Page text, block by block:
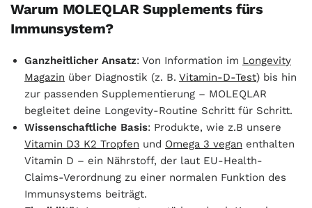
Warum MOLEQLAR Supplements fürs
Immunsystem?
Ganzheitlicher Ansatz: Von Information im Longevity
Magazin über Diagnostik (z. B. Vitamin-D-Test) bis hin
zur passenden Supplementierung – MOLEQLAR
begleitet deine Longevity-Routine Schritt für Schritt.
Wissenschaftliche Basis: Produkte, wie z.B unsere
Vitamin D3 K2 Tropfen und Omega 3 vegan enthalten
Vitamin D – ein Nährstoff, der laut EU-Health-
Claims-Verordnung zu einer normalen Funktion des
Immunsystems beiträgt.